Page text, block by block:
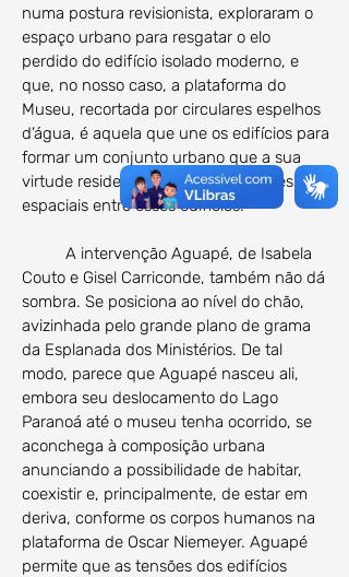
numa postura revisionista, exploraram o
espaço urbano para resgatar o elo
perdido do edifício isolado moderno, e
que, no nosso caso, a plataforma do
Museu, recortada por circulares espelhos
d’água, é aquela que une os edifícios para
formar um conjunto urbano que a sua
virtude reside em explorar as tensões
espaciais entre esses edifícios.
A intervenção Aguapé, de Isabela
Couto e Gisel Carriconde, também não dá
sombra. Se posiciona ao nível do chão,
avizinhada pelo grande plano de grama
da Esplanada dos Ministérios. De tal
modo, parece que Aguapé nasceu ali,
embora seu deslocamento do Lago
Paranoá até o museu tenha ocorrido, se
aconchega à composição urbana
anunciando a possibilidade de habitar,
coexistir e, principalmente, de estar em
deriva, conforme os corpos humanos na
plataforma de Oscar Niemeyer. Aguapé
permite que as tensões dos edifícios